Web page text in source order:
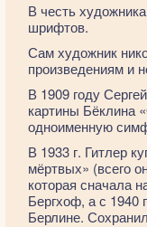
В честь
шрифтов.
Сам художник
произведениям и
В 1909 году
картины Бёклина
одноименную
В 1933 г. Гитлер
мёртвых» (всего
которая сначала
Бергхоф, а с 1940
Берлине.